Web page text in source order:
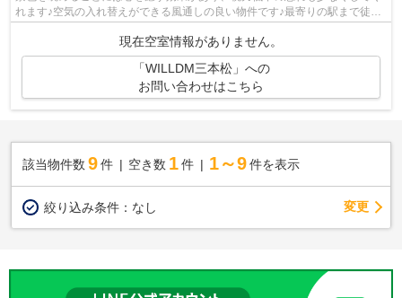
れます♪空気の入れ替えができる風通しの良い物件です♪最寄りの駅まで徒歩
現在空室情報がありません。
「WILLDM三本松」への
お問い合わせはこちら
該当物件数 9件 空き数 1 件 1～9 件を表示
絞り込み条件： なし 変更